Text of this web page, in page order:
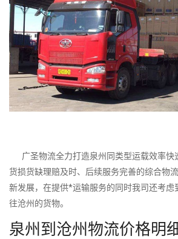
广圣物流全力打造泉州同类型运载效率快
货损货缺理赔及时、后续服务完善的综合物
新发展，在提供*运输服务的同时我司还考虑
往沧州的货物。
泉州到沧州物流价格明